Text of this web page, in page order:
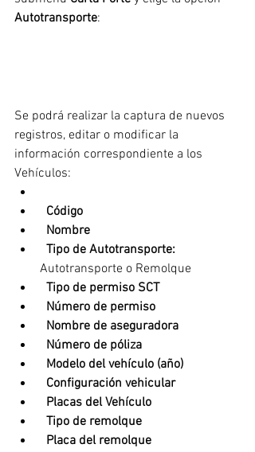
Autotransporte:
Se podrá realizar la captura de nuevos
registros, editar o modificar la
información correspondiente a los
Vehículos:
  Código
  Nombre
  Tipo de Autotransporte:
Autotransporte o Remolque
  Tipo de permiso SCT
  Número de permiso
  Nombre de aseguradora
  Número de póliza
  Modelo del vehículo (año)
  Configuración vehicular
  Placas del Vehículo
  Tipo de remolque
  Placa del remolque